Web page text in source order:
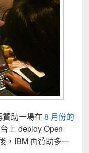
贊助一場在 8 月份的
上 deploy Open
，IBM 再贊助多一